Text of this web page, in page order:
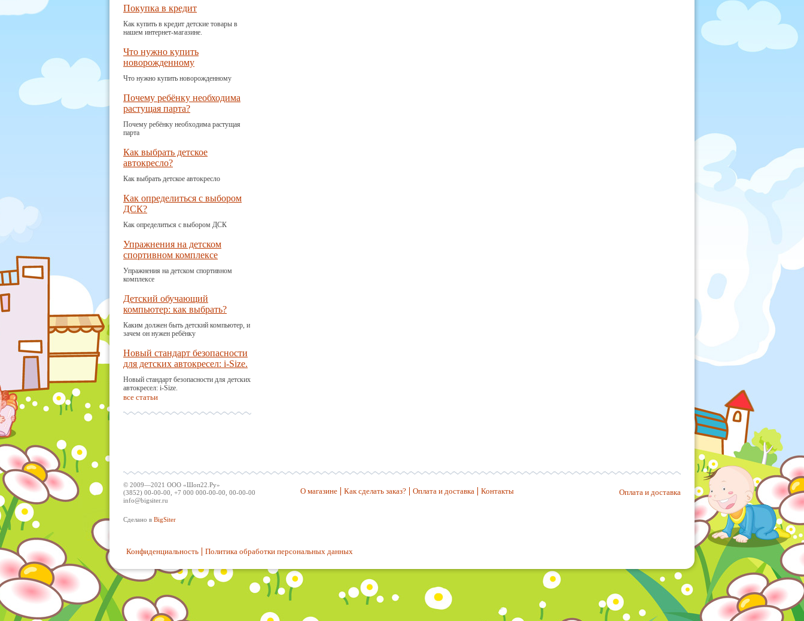
Покупка в кредит
Как купить в кредит детские товары в
нашем интернет-магазине.
Что нужно купить
новорожденному
Что нужно купить новорожденному
Почему ребёнку необходима
растущая парта?
Почему ребёнку необходима растущая
парта
Как выбрать детское
автокресло?
Как выбрать детское автокресло
Как определиться с выбором
ДСК?
Как определиться с выбором ДСК
Упражнения на детском
спортивном комплексе
Упражнения на детском спортивном
комплексе
Детский обучающий
компьютер: как выбрать?
Каким должен быть детский компьютер, и
зачем он нужен ребёнку
Новый стандарт безопасности
для детских автокресел: i-Size.
Новый стандарт безопасности для детских
автокресел: i-Size.
все статьи
© 2009—2021 ООО «Шоп22.Ру»
(3852) 00-00-00, +7 000 000-00-00, 00-00-00
info@bigsiter.ru
Сделано в BigSiter
О магазине Как сделать заказ? Оплата и доставка Контакты Оплата и доставка
Конфиденциальность Политика обработки персональных данных